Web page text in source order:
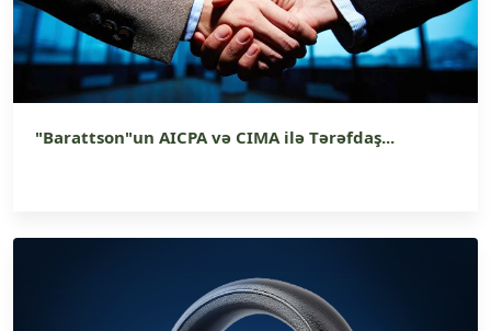
"Barattson"un AICPA və CIMA ilə Tərəfdaş...